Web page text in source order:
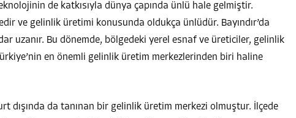
de katkısıyla dünya çapında ünlü hale gelmiştir.
ve gelinlik üretimi konusunda oldukça ünlüdür. Bayındır’da
uzanır. Bu dönemde, bölgedeki yerel esnaf ve üreticiler, gelinlik
en önemli gelinlik üretim merkezlerinden biri haline
dışında da tanınan bir gelinlik üretim merkezi olmuştur. İlçede